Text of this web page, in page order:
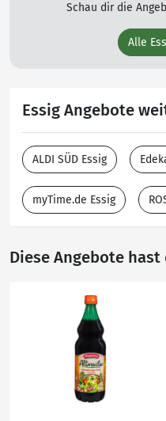
Schau dir die
Alle
Essig Angebote
ALDI SÜD Essig
myTime.de Essig
Diese Angebote